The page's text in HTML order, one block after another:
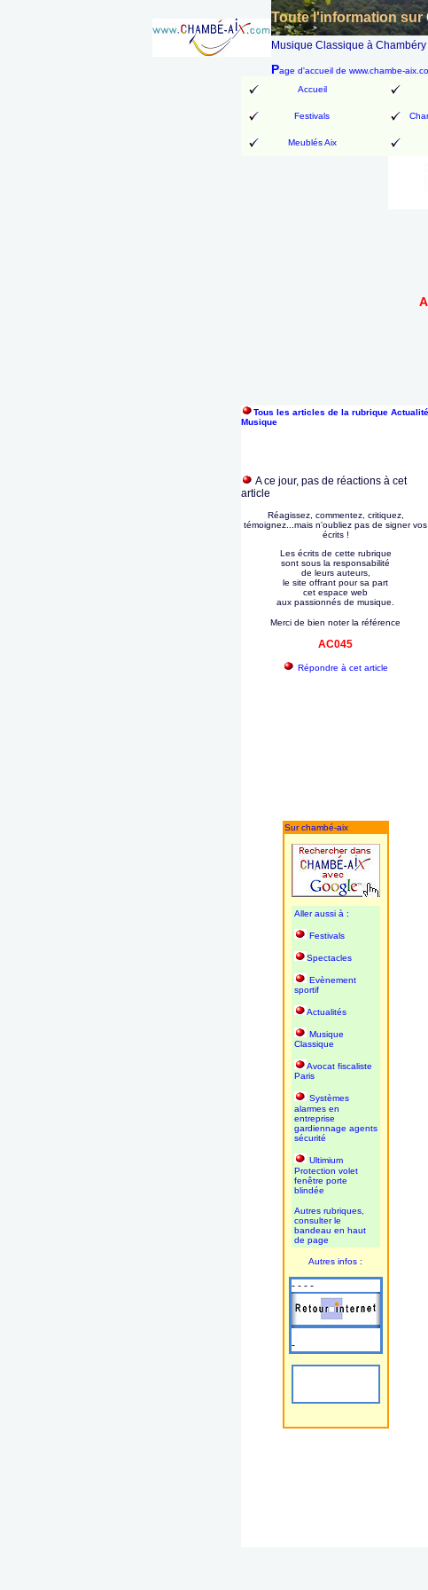
Toute l'information sur
Musique Classique à
Page d'accueil de www.chambe-
Accueil
Festivals
Meublés Aix
Tous les articles de la rubrique Actualité
Musique
A ce jour, pas de réactions à cet
article
Réagissez, commentez, critiquez,
témoignez...mais n'oubliez pas de signer vos
écrits !
Les écrits de cette rubrique
sont sous la responsabilité
de leurs auteurs,
le site offrant pour sa part
cet espace web
aux passionnés de musique.
Merci de bien noter la référence
AC045
Répondre à cet article
Sur chambé-aix
Aller aussi à :
Festivals
Spectacles
Evènement
sportif
Actualités
Musique
Classique
Avocat fiscaliste
Paris
Systèmes
alarmes en
entreprise
gardiennage agents
sécurité
Ultimium
Protection volet
fenêtre porte
blindée
Autres rubriques,
consulter le
bandeau en haut
de page
Autres infos :
- - - -
-